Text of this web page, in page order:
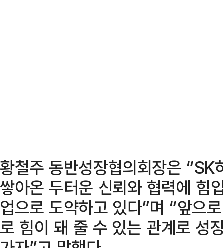
황철주 동반성장협의회장은
쌓아온 두터운 신뢰와 협력에 힘
업으로 도약하고 있다”며 “앞으
로 힘이 돼 줄 수 있는 관계로 성